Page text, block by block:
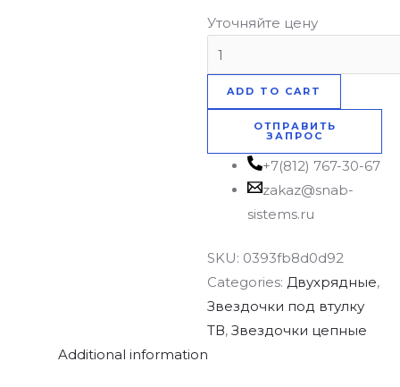
Уточняйте цену
ADD TO CART
ОТПРАВИТЬ
ЗАПРОС
+7(812) 767-30-67
zakaz@snab-
sistems.ru
SKU: 0393fb8d0d92
Categories:Двухрядные,
Звездочки под втулку
ТВ,Звездочки цепные
Additional information